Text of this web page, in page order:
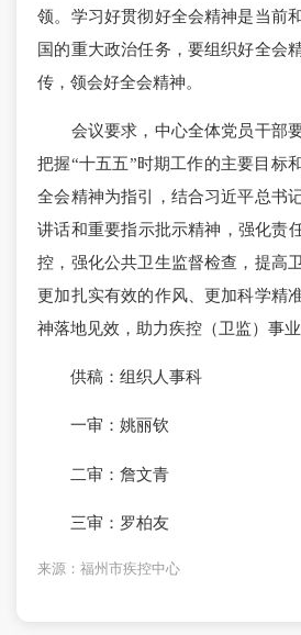
领。学习好贯彻好全会精神是当前
国的重大政治任务，要组织好全会
传，领会好全会精神。
会议要求，中心全体党员干部
把握“十五五”时期工作的主要目标
全会精神为指引，结合习近平总书
讲话和重要指示批示精神，强化责
控，强化公共卫生监督检查，提高
更加扎实有效的作风、更加科学精
神落地见效，助力疾控（卫监）事业
供稿：组织人事科
一审：姚丽钦
二审：詹文青
三审：罗柏友
来源：福州市疾控中心